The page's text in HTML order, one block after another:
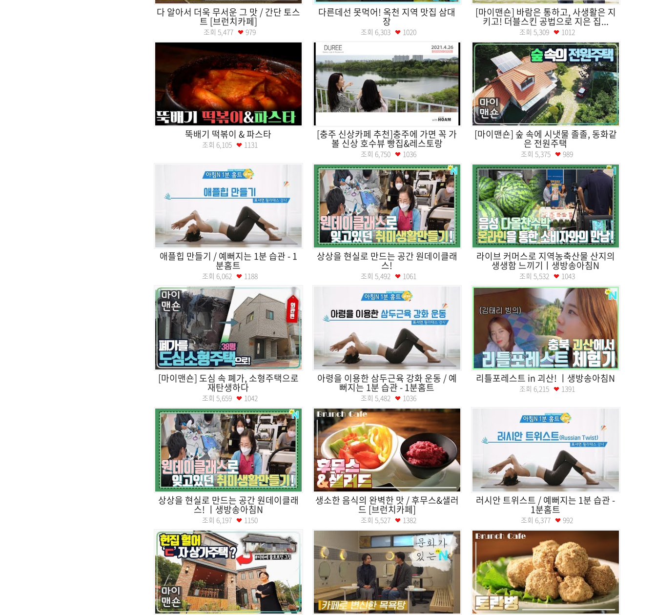
다 알아서 더욱 무서운 그 맛 / 간단 토스
트 [브런치카페]
조회 5,477 979
다른데선 못먹어! 옥천 지역 맛집 삼대
장
조회 6,303 1020
[마이맨숀] 바람은 통하고, 사생활은 지
키고! 더블스킨 공법으로 지은 집...
조회 5,309 1012
뚝배기 떡볶이 & 파스타
조회 6,105 1131
[충주 신상카페 추천]충주에 가면 꼭 가
볼 신상 호수뷰 빵집&레스토랑
조회 6,750 1036
[마이맨숀] 숲 속에 시냇물 졸졸, 동화같
은 전원주택
조회 5,375 989
애플힙 만들기 / 예뻐지는 1분 습관 - 1
분홈트
조회 6,062 1188
상상을 현실로 만드는 공간 원데이클래
스!
조회 5,492 1061
라이브 커머스로 지역농축산물 산지의
생생함 느끼기ㅣ생방송아침N
조회 5,532 1043
[마이맨숀] 도심 속 폐가, 소형주택으로
재탄생하다
조회 5,659 1042
아령을 이용한 삼두근육 강화 운동 / 예
뻐지는 1분 습관 - 1분홈트
조회 5,482 1036
리틀포레스트 in 괴산! ㅣ생방송아침N
조회 6,215 1391
상상을 현실로 만드는 공간 원데이클래
스! ㅣ생방송아침N
조회 6,197 1150
생소한 음식의 완벽한 맛 / 후무스&샐러
드 [브런치카페]
조회 5,527 1382
러시안 트위스트 / 예뻐지는 1분 습관 -
1분홈트
조회 6,377 992